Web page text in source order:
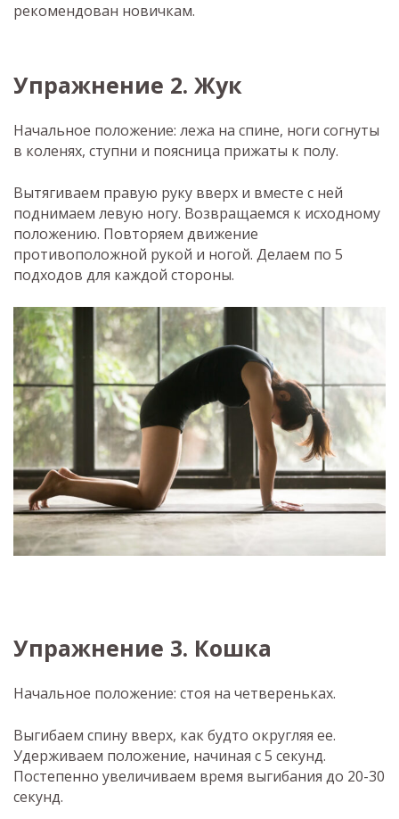
рекомендован новичкам.
Упражнение 2. Жук
Начальное положение: лежа на спине, ноги согнуты
в коленях, ступни и поясница прижаты к полу.
Вытягиваем правую руку вверх и вместе с ней
поднимаем левую ногу. Возвращаемся к исходному
положению. Повторяем движение
противоположной рукой и ногой. Делаем по 5
подходов для каждой стороны.
Упражнение 3. Кошка
Начальное положение: стоя на четвереньках.
Выгибаем спину вверх, как будто округляя ее.
Удерживаем положение, начиная с 5 секунд.
Постепенно увеличиваем время выгибания до 20-30
секунд.